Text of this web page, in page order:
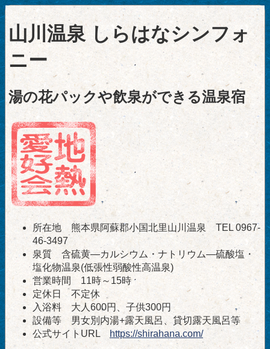
山川温泉 しらはなシンフォ
ニー
湯の花パックや飲泉ができる温泉宿
所在地 熊本県阿蘇郡小国北里山川温泉 TEL 0967-
46-3497
泉質 含硫黄―カルシウム・ナトリウム―硫酸塩・
塩化物温泉(低張性弱酸性高温泉)
営業時間 11時～15時
定休日 不定休
入浴料 大人600円、子供300円
設備等 男女別内湯+露天風呂、貸切露天風呂等
公式サイトURL
https://shirahana.com/